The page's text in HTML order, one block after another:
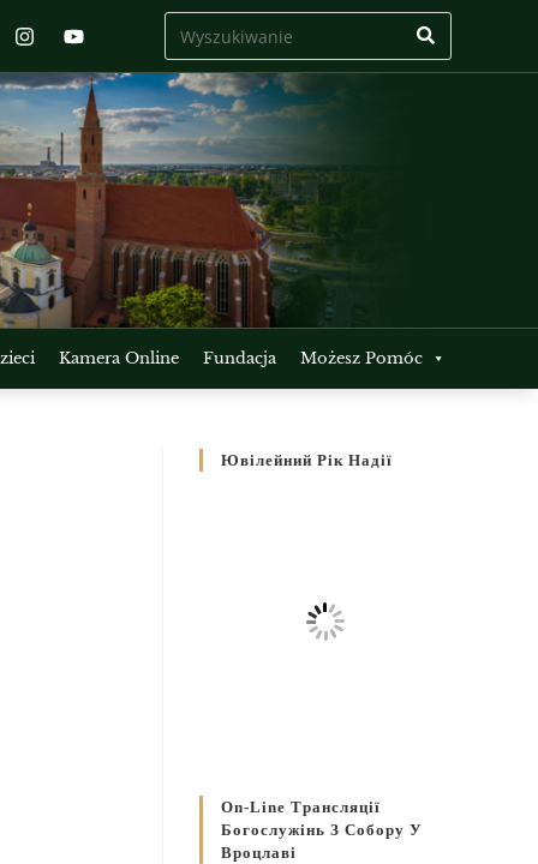
Kamera Online Fundacja Możesz Pomóc
Ювілейний Рік Надії
On-Line Трансляції
Богослужінь З Собору У
Вроцлаві